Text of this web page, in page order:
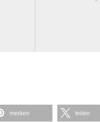
merken teilen